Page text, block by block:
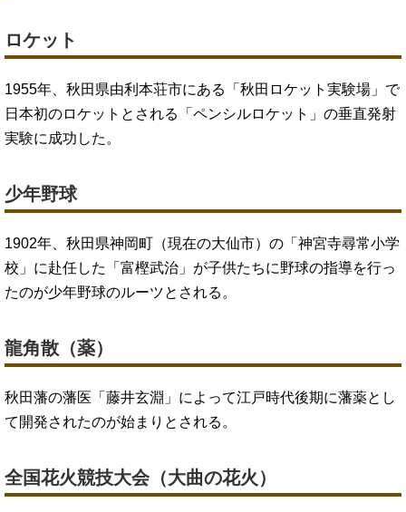
ロケット
1955年、秋田県由利本荘市にある「秋田ロケット実験場」で
日本初のロケットとされる「ペンシルロケット」の垂直発射
実験に成功した。
少年野球
1902年、秋田県神岡町（現在の大仙市）の「神宮寺尋常小学
校」に赴任した「富樫武治」が子供たちに野球の指導を行っ
たのが少年野球のルーツとされる。
龍角散（薬）
秋田藩の藩医「藤井玄淵」によって江戸時代後期に藩薬とし
て開発されたのが始まりとされる。
全国花火競技大会（大曲の花火）